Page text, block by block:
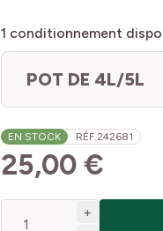
1 conditionnement
POT DE 4L/5L
EN STOCK RÉF.242681
25,00 €
+